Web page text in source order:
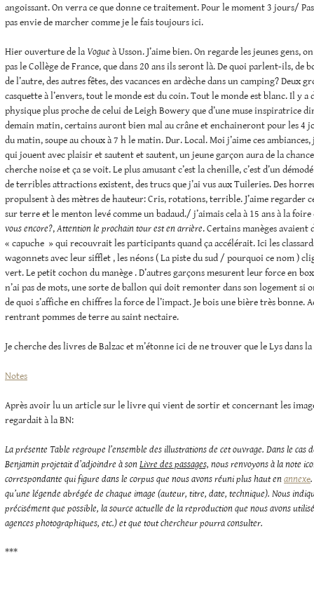
angoissant. On verra ce que donne ce traitement. Pour le moment 3 jours/
pas envie de marcher comme je le fais toujours ici.
Hier ouverture de la Vogue à Usson. J’aime bien. On regarde les jeunes gens,
pas le Collège de France, que dans 20 ans ils seront là. De quoi parlent-ils, de
de l’autre, des autres fêtes, des vacances en ardèche dans un camping? Deux
casquette à l’envers, tout le monde est du coin. Tout le monde est blanc. Il y a
physique plus proche de celui de Leigh Bowery que d’une muse inspiratrice
demain matin, certains auront bien mal au crâne et enchaineront pour les 4
du matin, soupe au choux à 7 h le matin. Dur. Local. Moi j’aime ces ambiances,
qui jouent avec plaisir et sautent et sautent, un jeune garçon aura de la
cherche noise et ça se voit. Le plus amusant c’est la chenille, c’est d’un
de terribles attractions existent, des trucs que j’ai vus aux Tuileries. Des
propulsent à des mètres de hauteur: Cris, rotations, terrible. J’aime regarder
sur terre et le menton levé comme un badaud./ j’aimais cela à 15 ans à la
vous encore?,Attention le prochain tour est en arrière. Certains manèges avaient
« capuche » qui recouvrait les participants quand ça accélérait. Ici les
wagonnets avec leur sifflet , les néons ( La piste du sud / pourquoi ce nom )
vert. Le petit cochon du manège . D’autres garçons mesurent leur force en
n’ai pas de mots, une sorte de ballon qui doit remonter dans son logement si
de quoi s’affiche en chiffres la force de l’impact. Je bois une bière très bonne.
rentrant pommes de terre au saint nectaire.
Je cherche des livres de Balzac et m’étonne ici de ne trouver que le Lys dans
Notes
Après avoir lu un article sur le livre qui vient de sortir et concernant les
regardait à la BN:
La présente Table regroupe l’ensemble des illustrations de cet ouvrage. Dans le cas
Benjamin projetait d’adjoindre à sonLivre des passages, nous renvoyons à la note
correspondante qui figure dans le corpus que nous avons réuni plus haut enannexe
qu’une légende abrégée de chaque image (auteur, titre, date, technique). Nous
précisément que possible, la source actuelle de la reproduction que nous avons
agences photographiques, etc.) et que tout chercheur pourra consulter.
***